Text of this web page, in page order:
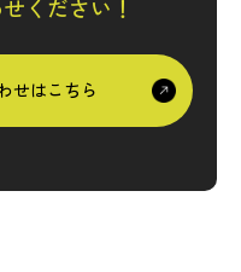
ください！
せはこちら